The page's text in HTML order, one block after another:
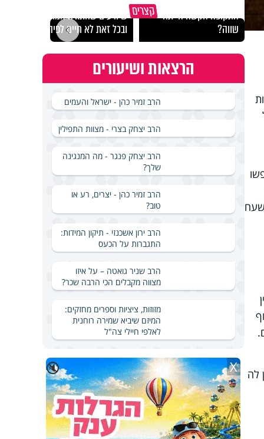
שעח
לה
קצרים התקופה הקשה הייתה
שווה?
שיודעים שהתורה אמת,
ובכל זאת לא חיים לפיה?
הרצאות ושיעורים
הרב זמיר כהן - ישראל והעמים
הרב יצחק בצרי - מצוות התפילין
הרב יצחק פנגר - מה המנגינה
שלך?
הרב זמיר כהן - יצרים, רע או
טוב?
הרב ירון אשכנזי - תיקון המידות:
התגברות על הכעס
הרב שניר גואטה – על איזו
מצווה מקבלים הכי הרבה שכר?
מזוזות, ציציות וספרים מחזקים:
המיזם שיביא שמירה רוחנית
לאלפי חיילי צה"ל
🔇 X